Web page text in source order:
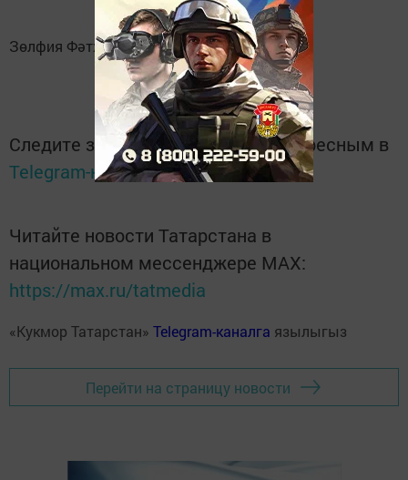
Зөлфия Фәтхетдинова/"Кызыл таң"
Следите за самым важным и интересным в
Telegram-каналеТатмедиа
Читайте новости Татарстана в
национальном мессенджере MАХ:
https://max.ru/tatmedia
«Кукмор Татарстан» Telegram-каналга язылыгыз
Перейти на страницу новости